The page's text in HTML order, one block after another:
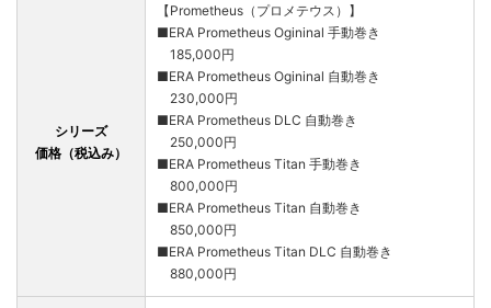
シリーズ
価格（税込み）
【Prometheus（プロメテウス）】
■ERA Prometheus Ogininal 手動巻き
185,000円
■ERA Prometheus Ogininal 自動巻き
230,000円
■ERA Prometheus DLC 自動巻き
250,000円
■ERA Prometheus Titan 手動巻き
800,000円
■ERA Prometheus Titan 自動巻き
850,000円
■ERA Prometheus Titan DLC 自動巻き
880,000円